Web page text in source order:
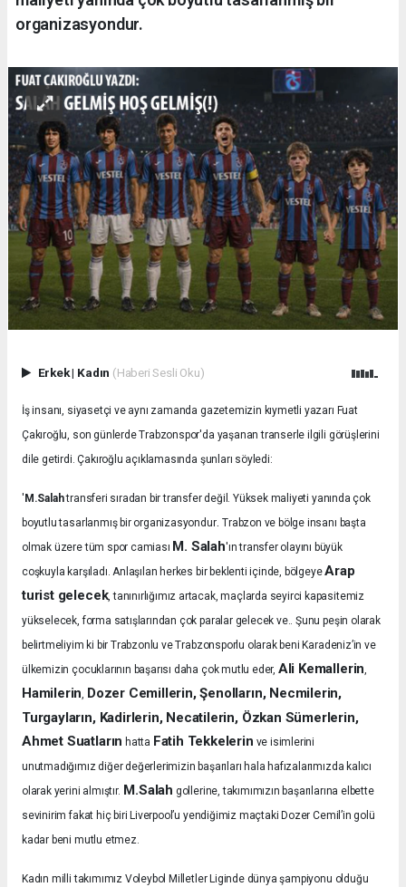
organizasyondur.
Erkek| Kadın (Haberi Sesli Oku)
İş insanı, siyasetçi ve aynı zamanda gazetemizin kıymetli yazarı Fuat
Çakıroğlu, son günlerde Trabzonspor'da yaşanan transerle ilgili görüşlerini
dile getirdi. Çakıroğlu açıklamasında şunları söyledi:
' M.Salahtransferi sıradan bir transfer değil. Yüksek maliyeti yanında çok
boyutlu tasarlanmış bir organizasyondur.Trabzon ve bölge insanı başta
olmak üzere tüm spor camiası M. Salah'ın transfer olayını büyük
coşkuyla karşıladı.Anlaşılan herkes bir beklenti içinde, bölgeyeArap
turist gelecek, tanınırlığımız artacak, maçlarda seyirci kapasitemiz
yükselecek, forma satışlarından çok paralar gelecek ve.. Şunu peşin olarak
belirtmeliyim ki bir Trabzonlu ve Trabzonsporlu olarak beni Karadeniz’in ve
ülkemizin çocuklarının başarısı daha çok mutlu eder, Ali Kemallerin,
Hamilerin, Dozer Cemillerin, Şenolların, Necmilerin,
Turgayların, Kadirlerin, Necatilerin, Özkan Sümerlerin,
Ahmet Suatların hatta Fatih Tekkelerin ve isimlerini
unutmadığımız diğer değerlerimizin başarıları hala hafızalarımızda kalıcı
olarak yerini almıştır. M.Salah gollerine, takımımızın başarılarına elbette
sevinirim fakat hiç biri Liverpool’u yendiğimiz maçtaki Dozer Cemil’in golü
kadar beni mutlu etmez.
Kadın milli takımımız Voleybol Milletler Liginde dünya şampiyonu olduğu